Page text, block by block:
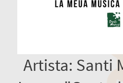
Artista: Santi